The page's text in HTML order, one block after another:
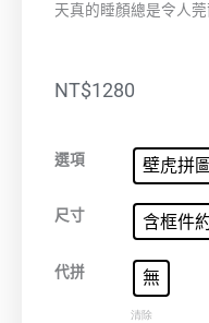
天真的睡顏總是令人
NT$1280
選項 壁虎拼圖
尺寸 含框件
代拼 無
清除
秋
萬
數